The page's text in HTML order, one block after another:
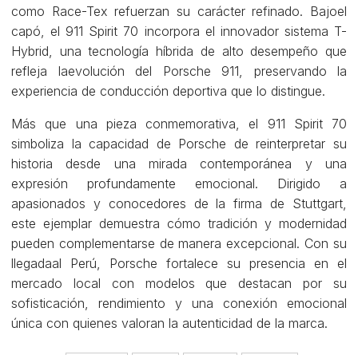
como Race-Tex refuerzan su carácter refinado. Bajoel
capó, el 911 Spirit 70 incorpora el innovador sistema T-
Hybrid, una tecnología híbrida de alto desempeño que
refleja laevolución del Porsche 911, preservando la
experiencia de conducción deportiva que lo distingue.
Más que una pieza conmemorativa, el 911 Spirit 70
simboliza la capacidad de Porsche de reinterpretar su
historia desde una mirada contemporánea y una
expresión profundamente emocional. Dirigido a
apasionados y conocedores de la firma de Stuttgart,
este ejemplar demuestra cómo tradición y modernidad
pueden complementarse de manera excepcional. Con su
llegadaal Perú, Porsche fortalece su presencia en el
mercado local con modelos que destacan por su
sofisticación, rendimiento y una conexión emocional
única con quienes valoran la autenticidad de la marca.